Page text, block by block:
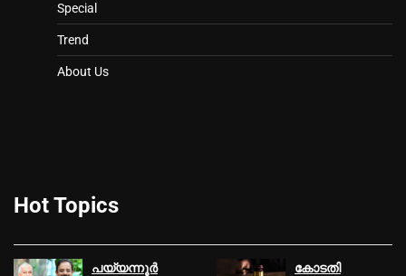
Special
Trend
About Us
Hot Topics
പയ്യന്നൂര്‍
കോടതി